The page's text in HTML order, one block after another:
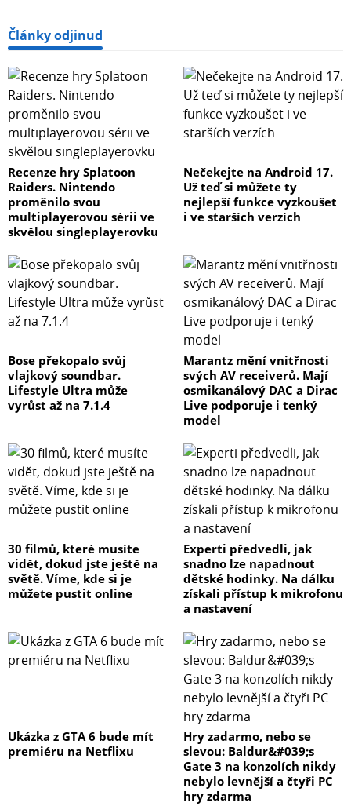
Články odjinud
Recenze hry Splatoon
Raiders. Nintendo
proměnilo svou
multiplayerovou sérii ve
skvělou singleplayerovku
Nečekejte na Android 17.
Už teď si můžete ty
nejlepší funkce vyzkoušet
i ve starších verzích
Bose překopalo svůj
vlajkový soundbar.
Lifestyle Ultra může
vyrůst až na 7.1.4
Marantz mění vnitřnosti
svých AV receiverů. Mají
osmikanálový DAC a Dirac
Live podporuje i tenký
model
30 filmů, které musíte
vidět, dokud jste ještě na
světě. Víme, kde si je
můžete pustit online
Experti předvedli, jak
snadno lze napadnout
dětské hodinky. Na dálku
získali přístup k mikrofonu
a nastavení
Ukázka z GTA 6 bude mít
premiéru na Netflixu
Hry zadarmo, nebo se
slevou: Baldur&#039;s
Gate 3 na konzolích nikdy
nebylo levnější a čtyři PC
hry zdarma